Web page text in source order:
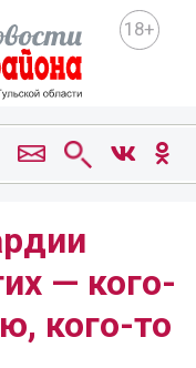
18+
— кого-
кого-то